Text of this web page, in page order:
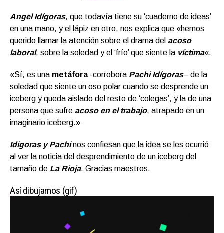
Angel Idígoras, que todavía tiene su ‘cuaderno de ideas’
en una mano, y el lápiz en otro, nos explica que «hemos
querido llamar la atención sobre el drama del acoso
laboral, sobre la soledad y el ‘frío’ que siente la víctima«.
«Sí, es una metáfora-corrobora Pachi Idígoras– de la
soledad que siente un oso polar cuando se desprende un
iceberg y queda aislado del resto de ‘colegas’, y la de una
persona que sufre acoso en el trabajo, atrapado en un
imaginario iceberg.»
Idigoras y Pachinos confiesan que la idea se les ocurrió
al ver la noticia del desprendimiento de un iceberg del
tamaño de La Rioja. Gracias maestros.
Así dibujamos (gif)